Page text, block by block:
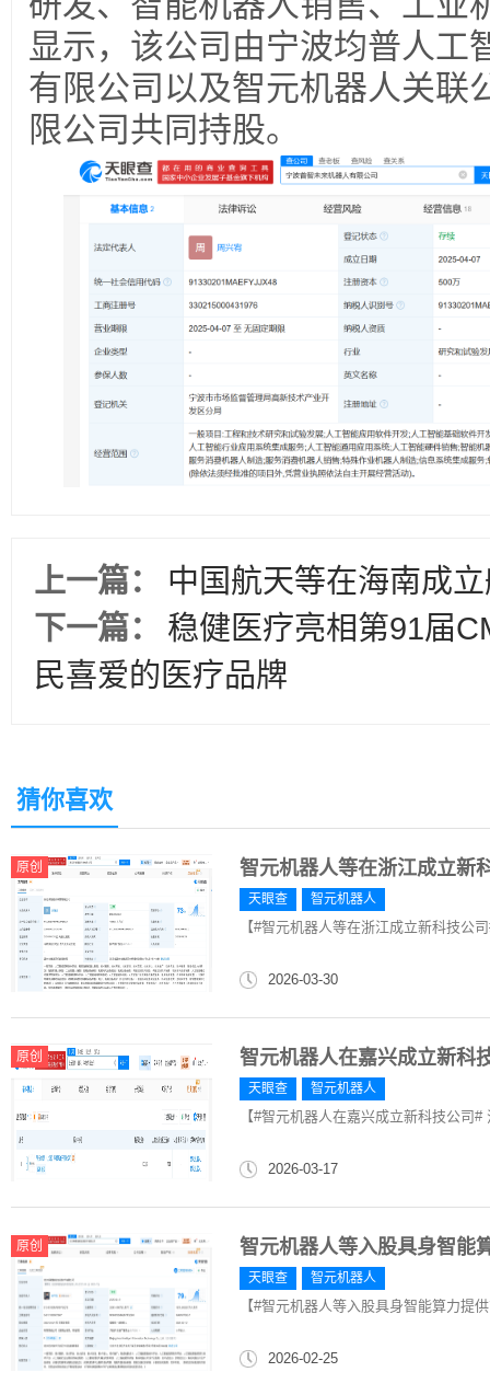
显示，该公司由宁波均普人工
有限公司以及智元机器人关联
限公司共同持股。
上一篇：
中国航天等在海南成
下一篇：
稳健医疗亮相第91届
民喜爱的医疗品牌
猜你喜欢
原创 智元机器人等在浙江成立新
天眼查 智元机器人
【#智元机器人等在浙江成立新科技公
2026-03-30
原创 智元机器人在嘉兴成立新科
天眼查 智元机器人
【#智元机器人在嘉兴成立新科技公司#
2026-03-17
原创 智元机器人等入股具身智能
天眼查 智元机器人
【#智元机器人等入股具身智能算力提
2026-02-25